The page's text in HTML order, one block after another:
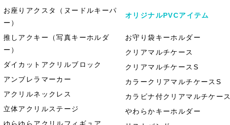
お座りアクスタ（ヌードルキーパ
ー）
推しアクキー（写真キーホルダ
ー）
ダイカットアクリルブロック
アンブレラマーカー
アクリルネックレス
立体アクリルステージ
ゆらゆらアクリルフィギュア
オリジナルPVCアイテム
お守り袋キーホルダー
クリアマルチケース
クリアマルチケースS
カラークリアマルチケースS
カラビナ付クリアマルチケース
やわらかキーホルダー